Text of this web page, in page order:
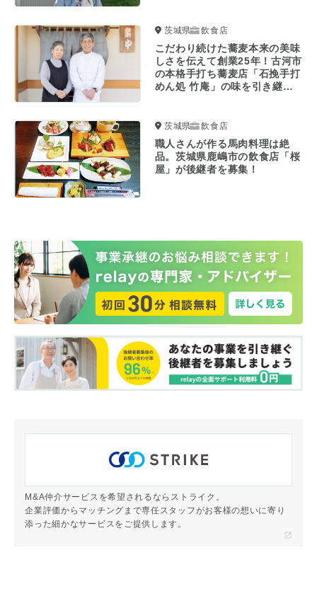
茨城県 飲食店
こだわり続けた蕎麦本来の美味
しさを伝えて創業25年！古河市
の本格手打ち蕎麦店「石挽手打
めん処 竹庵」の味を引き継ぎ
茨城県 飲食店
職人さんが作る馬肉料理は絶
品。茨城県鹿嶋市の飲食店「桜
屋」が後継者を募集！
M&A仲介サービスを希望されるならストライク。
企業評価からマッチングまで専任スタッフがお客様の想いに寄り
添った細かなサービスをご提供します。